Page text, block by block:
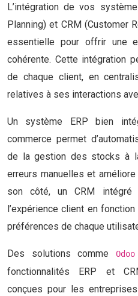
L’intégration de vos
Planning) et CRM (Customer
essentielle pour offrir une
cohérente. Cette intégration
de chaque client, en
relatives à ses interactions
Un système ERP bien
commerce permet
de la gestion des stocks à
erreurs manuelles et
son côté, un CRM intégré
l’expérience client en
préférences de chaque
Des solutions comme
fonctionnalités ERP et
conçues pour les